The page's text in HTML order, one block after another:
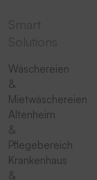
Wäschereien
&
Mietwäschereien
Altenheim
&
Pflegebereich
Krankenhaus
&